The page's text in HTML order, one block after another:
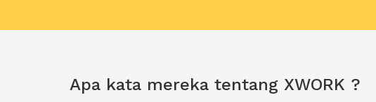
Apa kata mereka tentang XWORK ?